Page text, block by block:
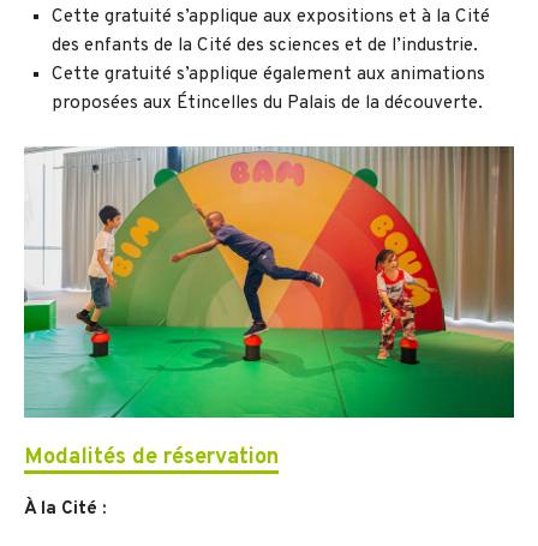
Cette gratuité s’applique aux expositions et à la Cité
des enfants de la Cité des sciences et de l’industrie.
Cette gratuité s’applique également aux animations
proposées aux Étincelles du Palais de la découverte.
Modalités de réservation
À la Cité :